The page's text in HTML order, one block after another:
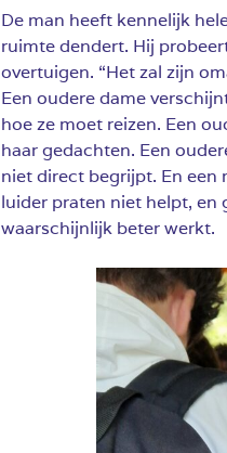
De man heeft kennelijk
ruimte dendert. Hij
overtuigen. “Het zal zijn
Een oudere dame
hoe ze moet reizen. Een
haar gedachten. Een
niet direct begrijpt. En een
luider praten niet helpt, en
waarschijnlijk beter werkt.